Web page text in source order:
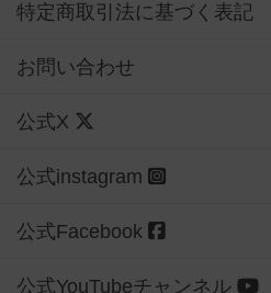
特定商取引法に基づく表記
お問い合わせ
公式X
公式instagram
公式Facebook
公式YouTubeチャンネル